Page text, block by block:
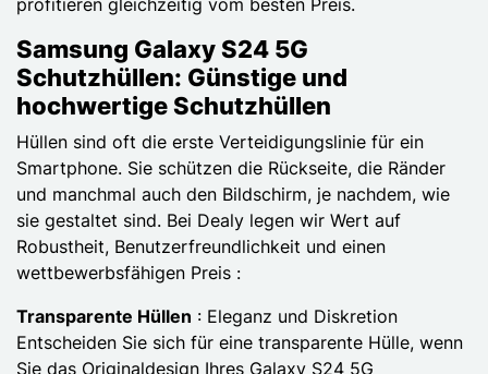
Samsung Galaxy S24 5G
Schutzhüllen: Günstige und
hochwertige Schutzhüllen
Hüllen sind oft die erste Verteidigungslinie für ein
Smartphone. Sie schützen die Rückseite, die Ränder
und manchmal auch den Bildschirm, je nachdem, wie
sie gestaltet sind. Bei Dealy legen wir Wert auf
Robustheit, Benutzerfreundlichkeit und einen
wettbewerbsfähigen Preis :
Transparente Hüllen : Eleganz und Diskretion
Entscheiden Sie sich für eine transparente Hülle, wenn
Sie das Originaldesign Ihres Galaxy S24 5G